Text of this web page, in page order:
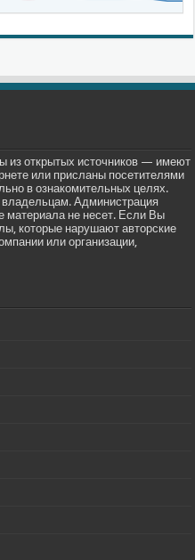
из открытых источников — имеют
или присланы посетителями
в ознакомительных целях.
Администрация
материала не несет. Если Вы
которые нарушают авторские
или организации,